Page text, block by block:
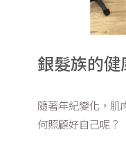
銀髮族的健
隨著年紀變化，肌
何照顧好自己呢？